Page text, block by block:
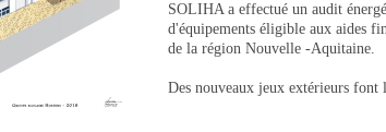
SOLIHA a effectué un audit
d'équipements éligible aux aides
de la région Nouvelle -Aquitaine.
Des nouveaux jeux extérieurs font